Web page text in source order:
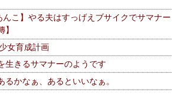
んこ】やる夫はすっげえブサイクでサマナー
女育成計画
生きるサマナーのようです
るかなぁ、あるといいなぁ。